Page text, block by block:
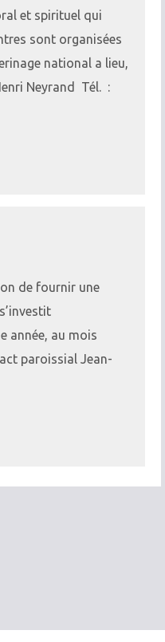
et spirituel qui
sont organisées
national a lieu,
Neyrand Tél. :
de fournir une
année, au mois
paroissial Jean-